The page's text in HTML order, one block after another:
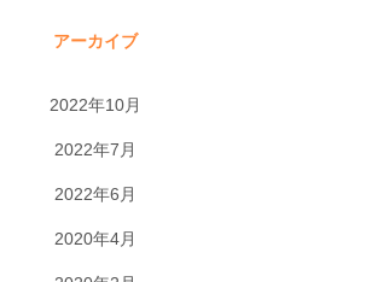
アーカイブ
2022年10月
2022年7月
2022年6月
2020年4月